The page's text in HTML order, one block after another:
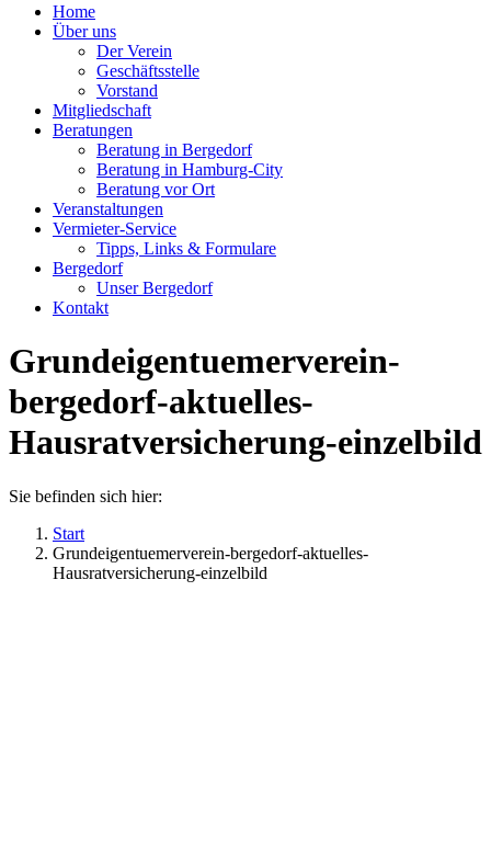
Facebook
page
window
Instagram
page
window
Home
Über uns
Der Verein
Geschäftsstelle
Vorstand
Mitgliedschaft
Beratungen
Beratung in Bergedorf
Beratung in Hamburg-City
Beratung vor Ort
Veranstaltungen
Vermieter-Service
Tipps, Links & Formulare
Bergedorf
Unser Bergedorf
Kontakt
Grundeigentuemerverein-
bergedorf-aktuelles-
Hausratversicherung-einzelbild
Sie befinden sich hier:
Start
Grundeigentuemerverein-bergedorf-aktuelles-
Hausratversicherung-einzelbild